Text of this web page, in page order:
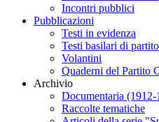
Incontri pubblici
Pubblicazioni
Testi in evidenza
Testi basilari di partito
Volantini
Quaderni del Partito
Archivio
Documentaria (1912-
Raccolte tematiche